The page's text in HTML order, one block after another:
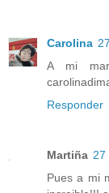
Carolina
A mi
Responder
Martiña 27
Pues a mi